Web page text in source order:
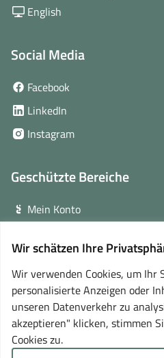
Wir schätzen Ihre
Wir verwenden Cookies, um Ihr
personalisierte Anzeigen oder
unseren Datenverkehr zu
akzeptieren" klicken, stimmen
Cookies zu.
English
Social Media
Facebook
Fenster)
LinkedIn
neuem
Instagram(öffnet
Fenster)
Geschützte Bereiche
Mein Konto
Online-Lernplattform(öffnet
in
neuem
Partner